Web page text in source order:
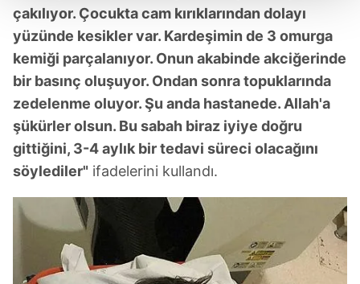
Her halükârda, kullanıcılar, bu çerezlere izin vermedikleri
takdirde, kullanıcılara hedefli reklamlar
gösterilmeyecektir."
Sizlere daha iyi bir hizmet sunabilmek için İnternet
Sitemizde kendimize ve üçüncü kişilere ait çerezler
kullanılmaktadır. Bu çerezler vasıtasıyla çeşitli kişisel
verileriniz işlenmekte olup gerekli olan çerezler bilgi
toplumu hizmetlerinin sunulması amacıyla
kullanılmaktadır. Diğer çerezler, sitemizin daha işlevsel
kılınması ve kişiselleştirilmesi ve sizlere yönelik
reklam/pazarlama faaliyetlerinin yapılması, amaçlarıyla
sınırlı olarak açık rızanız dahilinde kullanılacaktır.
çakılıyor. Çocukta cam kırıklarından dolayı
yüzünde kesikler var. Kardeşimin de 3 omurga
kemiği parçalanıyor. Onun akabinde akciğerinde
bir basınç oluşuyor. Ondan sonra topuklarında
zedelenme oluyor. Şu anda hastanede. Allah'a
şükürler olsun. Bu sabah biraz iyiye doğru
gittiğini, 3-4 aylık bir tedavi süreci olacağını
söylediler" ifadelerini kullandı.